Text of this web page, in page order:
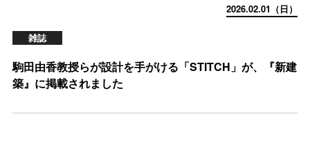
2026.02.01（日）
雑誌
駒田由香教授らが設計を手がける「STITCH」が、『新建
築』に掲載されました